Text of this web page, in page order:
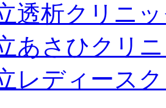
透析クリニ
あさひクリ
レディース